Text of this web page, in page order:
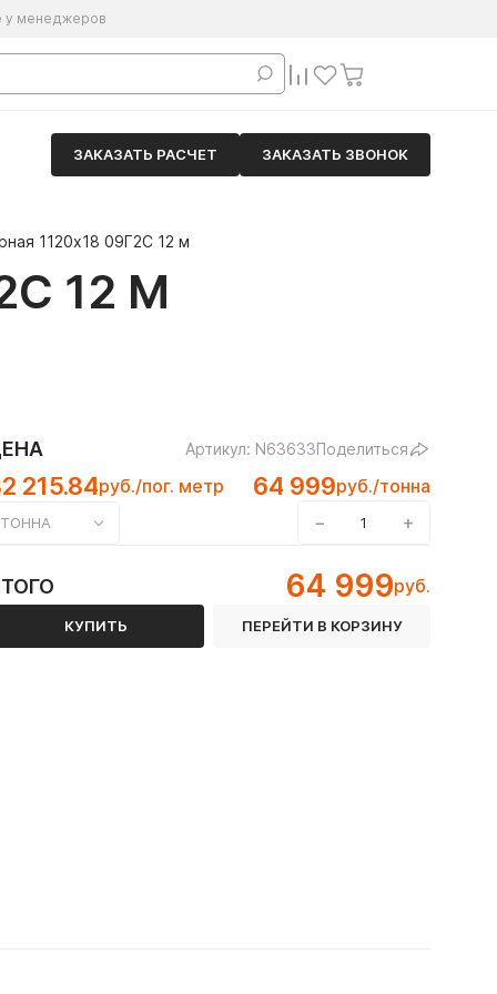
у менеджеров
ЗАКАЗАТЬ РАСЧЕТ ЗАКАЗАТЬ ЗВОНОК
1120х18 09Г2С 12 м
12 М
Артикул: N63633Поделиться
215.84руб./пог. метр 64 999руб./тонна
ТОННА − +
64 999руб.
КУПИТЬ ПЕРЕЙТИ В КОРЗИНУ